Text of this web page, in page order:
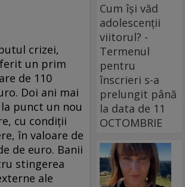
crizei,
un prim
de 110
Doi ani mai
punct un nou
cu condiții
în valoare de
de euro. Banii
stingerea
ale
Cum își văd
adolescenții
viitorul? -
Termenul
pentru
înscrieri s-a
prelungit până
la data de 11
OCTOMBRIE